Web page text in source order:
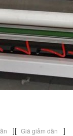
][ Giá giảm dần ]